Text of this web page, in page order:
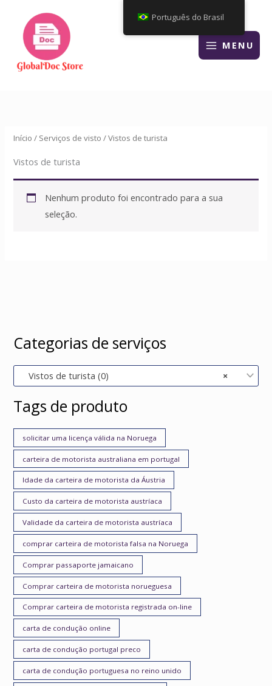
conteúdo
MENU
Início / Serviços de visto / Vistos de turista
Vistos de turista
Nenhum produto foi encontrado para a sua
seleção.
Categorias de serviços
×
Vistos de turista (0)
Tags de produto
solicitar uma licença válida na Noruega
carteira de motorista australiana em portugal
Idade da carteira de motorista da Áustria
Custo da carteira de motorista austríaca
Validade da carteira de motorista austríaca
comprar carteira de motorista falsa na Noruega
Comprar passaporte jamaicano
Comprar carteira de motorista norueguesa
Comprar carteira de motorista registrada on-line
carta de condução online
carta de condução portugal preco
carta de condução portuguesa no reino unido
Português do Brasil